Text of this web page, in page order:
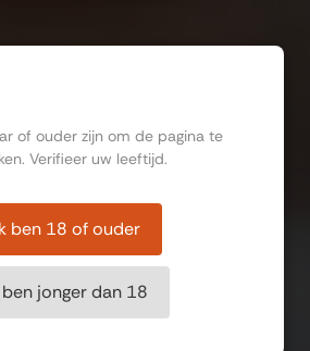
of ouder zijn om de pagina te
Verifieer uw leeftijd.
ben 18 of ouder
ben jonger dan 18